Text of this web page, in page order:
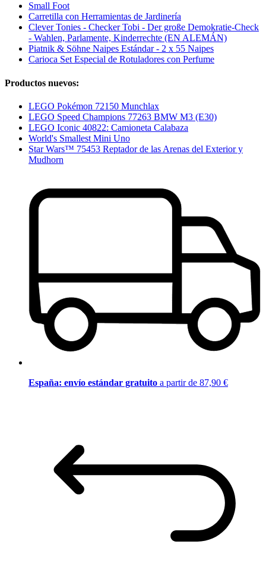
Small Foot
Carretilla con Herramientas de Jardinería
Clever Tonies - Checker Tobi - Der große Demokratie-Check
- Wahlen, Parlamente, Kinderrechte (EN ALEMÁN)
Piatnik & Söhne Naipes Estándar - 2 x 55 Naipes
Carioca Set Especial de Rotuladores con Perfume
Productos nuevos:
LEGO Pokémon 72150 Munchlax
LEGO Speed Champions 77263 BMW M3 (E30)
LEGO Iconic 40822: Camioneta Calabaza
World's Smallest Mini Uno
Star Wars™ 75453 Reptador de las Arenas del Exterior y
Mudhorn
España: envío estándar gratuito a partir de 87,90 €